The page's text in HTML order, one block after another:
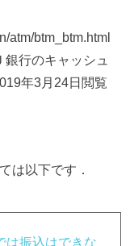
atm/btm_btm.html
銀行のキャッシュ
年3月24日閲覧
は以下です．
は振込はできな